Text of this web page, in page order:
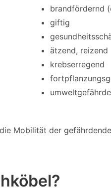
brandfördernd
giftig
ätzend, reizend
krebserregend
Mobilität der